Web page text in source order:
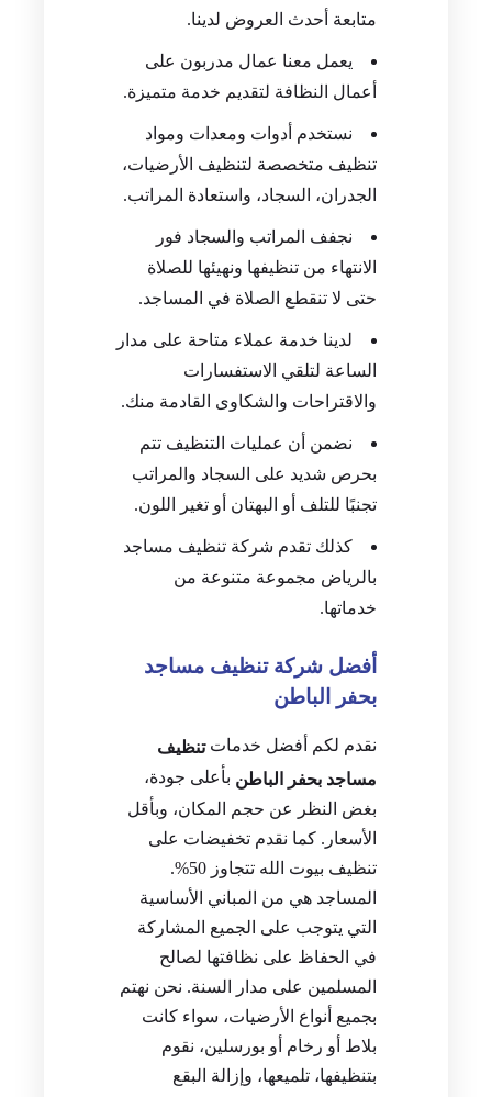
متابعة أحدث العروض لدينا.
يعمل معنا عمال مدربون على
أعمال النظافة لتقديم خدمة متميزة.
نستخدم أدوات ومعدات ومواد
تنظيف متخصصة لتنظيف الأرضيات،
الجدران، السجاد، واستعادة المراتب.
نجفف المراتب والسجاد فور
الانتهاء من تنظيفها ونهيئها للصلاة
حتى لا تنقطع الصلاة في المساجد.
لدينا خدمة عملاء متاحة على مدار
الساعة لتلقي الاستفسارات
والاقتراحات والشكاوى القادمة منك.
نضمن أن عمليات التنظيف تتم
بحرص شديد على السجاد والمراتب
تجنبًا للتلف أو البهتان أو تغير اللون.
كذلك تقدم شركة تنظيف مساجد
بالرياض مجموعة متنوعة من
خدماتها.
أفضل شركة تنظيف مساجد
بحفر الباطن
نقدم لكم أفضل خدماتتنظيف
مساجد بحفر الباطن بأعلى جودة،
بغض النظر عن حجم المكان، وبأقل
الأسعار. كما نقدم تخفيضات على
تنظيف بيوت الله تتجاوز 50%.
المساجد هي من المباني الأساسية
التي يتوجب على الجميع المشاركة
في الحفاظ على نظافتها لصالح
المسلمين على مدار السنة. نحن نهتم
بجميع أنواع الأرضيات، سواء كانت
بلاط أو رخام أو بورسلين، نقوم
بتنظيفها، تلميعها، وإزالة البقع